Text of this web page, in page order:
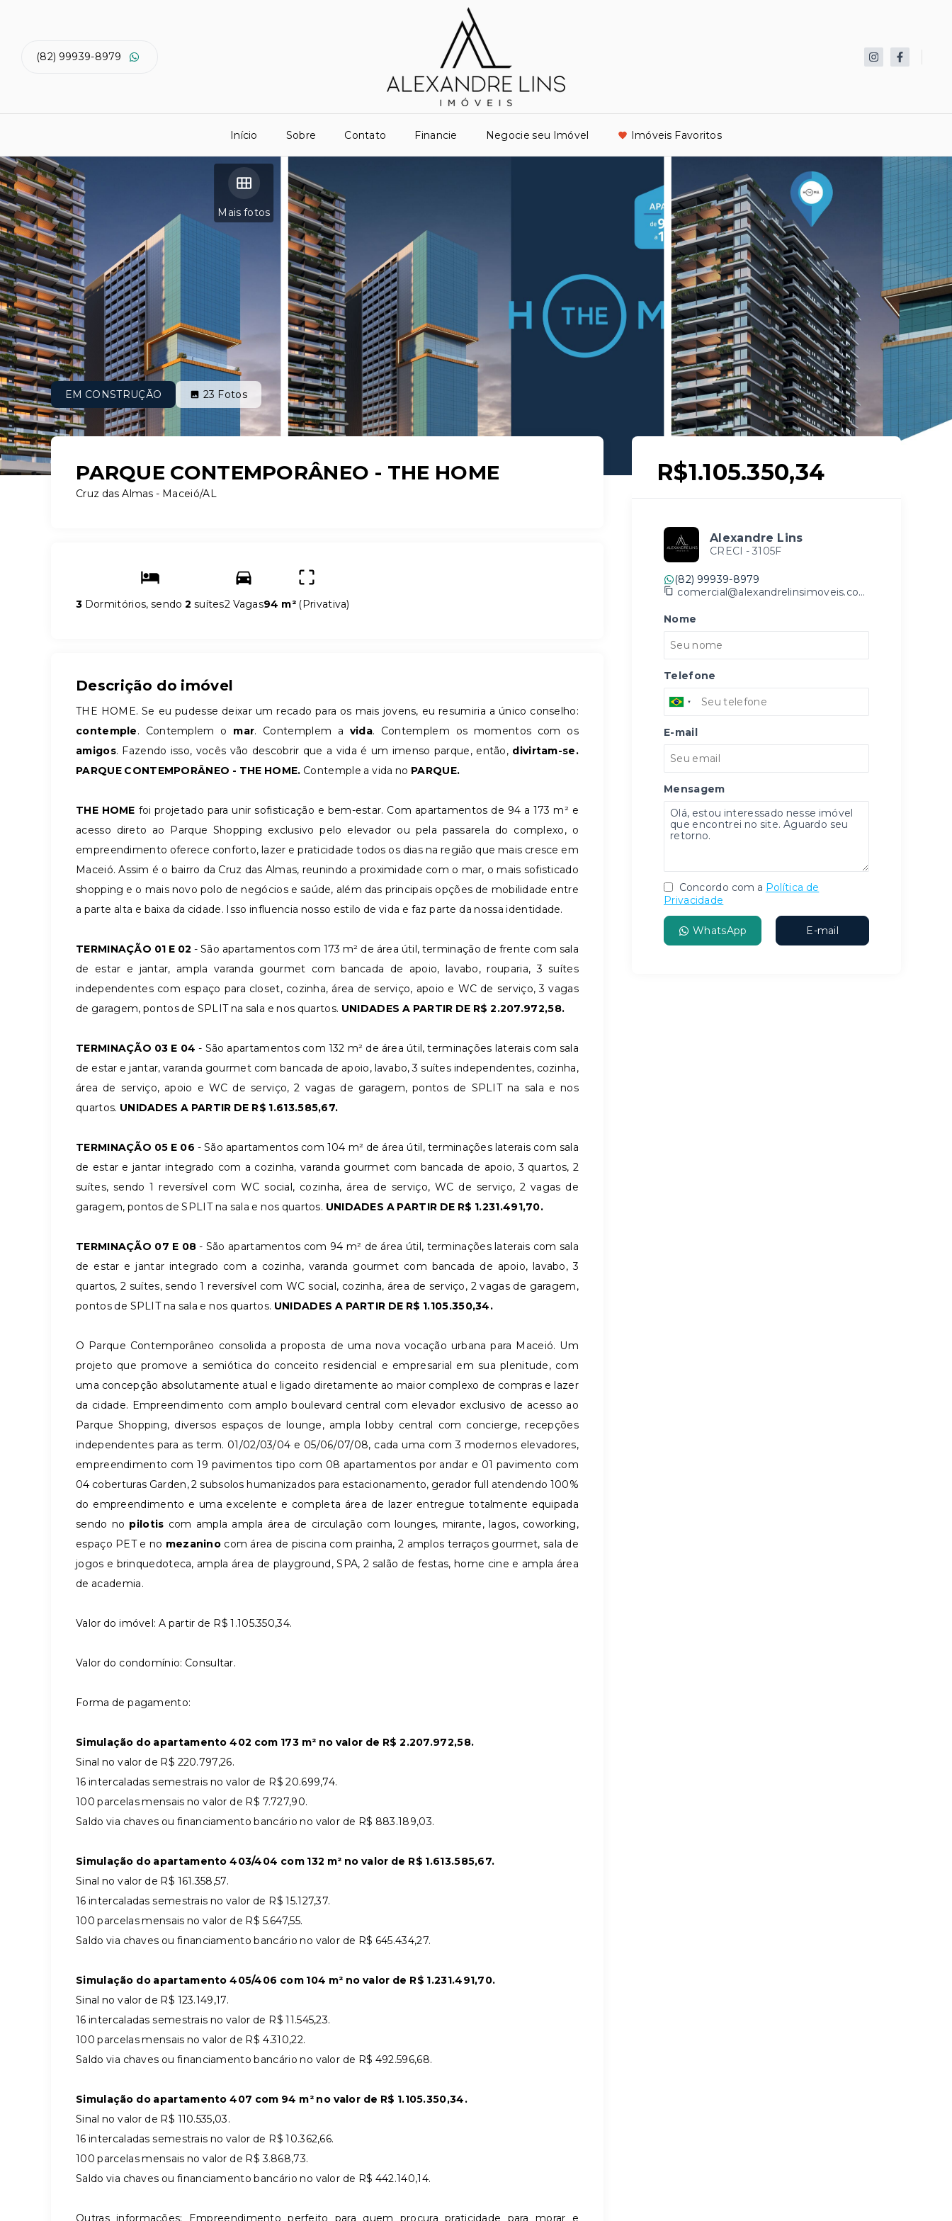
(82) 99939-8979
Início Sobre Contato Financie Negocie seu Imóvel Imóveis Favoritos
Mais fotos
EM CONSTRUÇÃO 23 Fotos
PARQUE CONTEMPORÂNEO - THE HOME
Cruz das Almas - Maceió/AL
3 Dormitórios, sendo2 suítes2 Vagas94 m² (Privativa)
Descrição do imóvel
THE HOME. Se eu pudesse deixar um recado para os mais jovens, eu resumiria a único conselho:
contemple. Contemplem o mar. Contemplem a vida. Contemplem os momentos com os
amigos. Fazendo isso, vocês vão descobrir que a vida é um imenso parque, então, divirtam-se.
PARQUE CONTEMPORÂNEO - THE HOME. Contemple a vida no PARQUE.
THE HOME foi projetado para unir sofisticação e bem-estar. Com apartamentos de 94 a 173 m² e
acesso direto ao Parque Shopping exclusivo pelo elevador ou pela passarela do complexo, o
empreendimento oferece conforto, lazer e praticidade todos os dias na região que mais cresce em
Maceió. Assim é o bairro da Cruz das Almas, reunindo a proximidade com o mar, o mais sofisticado
shopping e o mais novo polo de negócios e saúde, além das principais opções de mobilidade entre
a parte alta e baixa da cidade. Isso influencia nosso estilo de vida e faz parte da nossa identidade.
TERMINAÇÃO 01 E 02- São apartamentos com 173 m² de área útil, terminação de frente com sala
de estar e jantar, ampla varanda gourmet com bancada de apoio, lavabo, rouparia, 3 suítes
independentes com espaço para closet, cozinha, área de serviço, apoio e WC de serviço, 3 vagas
de garagem, pontos de SPLIT na sala e nos quartos. UNIDADES A PARTIR DE R$ 2.207.972,58.
TERMINAÇÃO 03 E 04- São apartamentos com 132 m² de área útil, terminações laterais com sala
de estar e jantar, varanda gourmet com bancada de apoio, lavabo, 3 suítes independentes, cozinha,
área de serviço, apoio e WC de serviço, 2 vagas de garagem, pontos de SPLIT na sala e nos
quartos. UNIDADES A PARTIR DE R$ 1.613.585,67.
TERMINAÇÃO 05 E 06 - São apartamentos com 104 m² de área útil, terminações laterais com sala
de estar e jantar integrado com a cozinha, varanda gourmet com bancada de apoio, 3 quartos, 2
suítes, sendo 1 reversível com WC social, cozinha, área de serviço, WC de serviço, 2 vagas de
garagem, pontos de SPLIT na sala e nos quartos. UNIDADES A PARTIR DE R$ 1.231.491,70.
TERMINAÇÃO 07 E 08- São apartamentos com 94 m² de área útil, terminações laterais com sala
de estar e jantar integrado com a cozinha, varanda gourmet com bancada de apoio, lavabo, 3
quartos, 2 suítes, sendo 1 reversível com WC social, cozinha, área de serviço, 2 vagas de garagem,
pontos de SPLIT na sala e nos quartos. UNIDADES A PARTIR DE R$ 1.105.350,34.
O Parque Contemporâneo consolida a proposta de uma nova vocação urbana para Maceió. Um
projeto que promove a semiótica do conceito residencial e empresarial em sua plenitude, com
uma concepção absolutamente atual e ligado diretamente ao maior complexo de compras e lazer
da cidade. Empreendimento com amplo boulevard central com elevador exclusivo de acesso ao
Parque Shopping, diversos espaços de lounge, ampla lobby central com concierge, recepções
independentes para as term. 01/02/03/04 e 05/06/07/08, cada uma com 3 modernos elevadores,
empreendimento com 19 pavimentos tipo com 08 apartamentos por andar e 01 pavimento com
04 coberturas Garden, 2 subsolos humanizados para estacionamento, gerador full atendendo 100%
do empreendimento e uma excelente e completa área de lazer entregue totalmente equipada
sendo no pilotis com ampla ampla área de circulação com lounges, mirante, lagos, coworking,
espaço PET e no mezanino com área de piscina com prainha, 2 amplos terraços gourmet, sala de
jogos e brinquedoteca, ampla área de playground, SPA, 2 salão de festas, home cine e ampla área
de academia.
Valor do imóvel: A partir de R$ 1.105.350,34.
Valor do condomínio: Consultar.
Forma de pagamento:
Simulação do apartamento 402 com 173 m² no valor de R$ 2.207.972,58.
Sinal no valor de R$ 220.797,26.
16 intercaladas semestrais no valor de R$ 20.699,74.
100 parcelas mensais no valor de R$ 7.727,90.
Saldo via chaves ou financiamento bancário no valor de R$ 883.189,03.
Simulação do apartamento 403/404 com 132 m² no valor de R$ 1.613.585,67.
Sinal no valor de R$ 161.358,57.
16 intercaladas semestrais no valor de R$ 15.127,37.
100 parcelas mensais no valor de R$ 5.647,55.
Saldo via chaves ou financiamento bancário no valor de R$ 645.434,27.
Simulação do apartamento 405/406 com 104 m² no valor de R$ 1.231.491,70.
Sinal no valor de R$ 123.149,17.
16 intercaladas semestrais no valor de R$ 11.545,23.
100 parcelas mensais no valor de R$ 4.310,22.
Saldo via chaves ou financiamento bancário no valor de R$ 492.596,68.
Simulação do apartamento 407 com 94 m² no valor de R$ 1.105.350,34.
Sinal no valor de R$ 110.535,03.
16 intercaladas semestrais no valor de R$ 10.362,66.
100 parcelas mensais no valor de R$ 3.868,73.
Saldo via chaves ou financiamento bancário no valor de R$ 442.140,14.
Outras informações: Empreendimento perfeito para quem procura praticidade para morar e
R$1.105.350,34
Alexandre Lins
CRECI - 3105F
(82) 99939-8979
comercial@alexandrelinsimoveis.com.br
Nome
Telefone
E-mail
Mensagem
Concordo com a Política de
Privacidade
WhatsApp E-mail